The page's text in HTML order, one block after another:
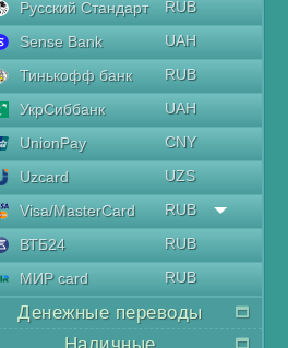
Русский Стандарт
RUB
Sense Bank
UAH
Тинькофф банк
RUB
УкрСиббанк
UAH
UnionPay
CNY
Uzcard
UZS
Visa/MasterCard
RUB
ВТБ24
RUB
МИР card
RUB
Денежные переводы